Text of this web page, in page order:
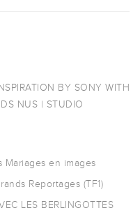
BY SONY WITH
NUS | STUDIO
Mariages en images
Reportages (TF1)
LES BERLINGOTTES